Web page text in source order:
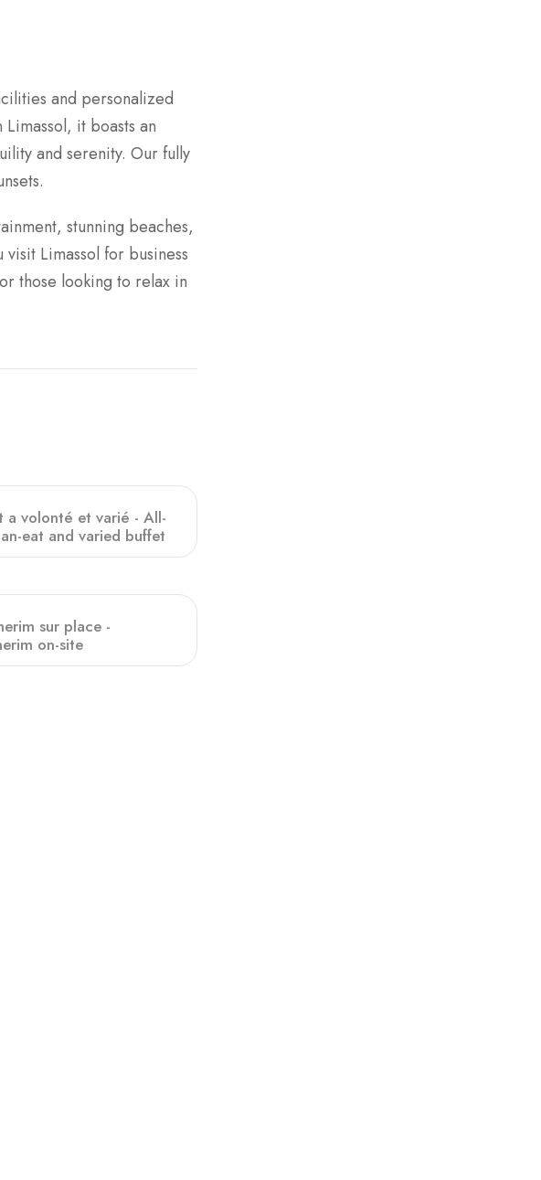
and personalized
it boasts an
and serenity. Our fully
stunning beaches,
Limassol for business
those looking to relax in
a volonté et varié - All-
eat and varied buffet
sur place -
on-site